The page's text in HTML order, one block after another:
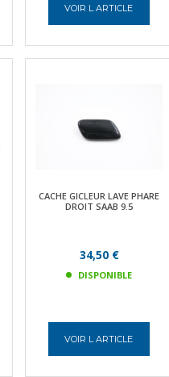
VOIR L ARTICLE
CACHE GICLEUR LAVE PHARE
DROIT SAAB 9.5
34,50 €
DISPONIBLE
VOIR L ARTICLE